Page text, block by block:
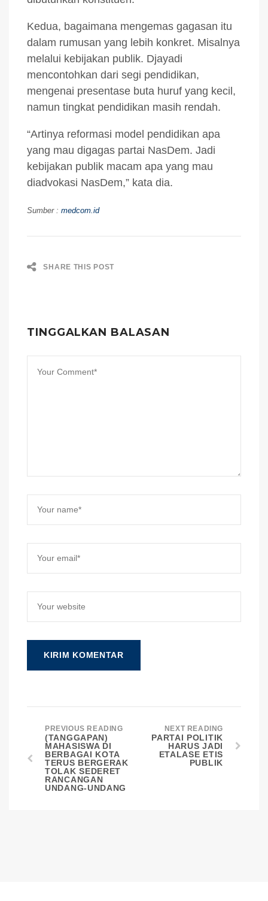
Kedua, bagaimana mengemas gagasan itu
dalam rumusan yang lebih konkret. Misalnya
melalui kebijakan publik. Djayadi
mencontohkan dari segi pendidikan,
mengenai presentase buta huruf yang kecil,
namun tingkat pendidikan masih rendah.
“Artinya reformasi model pendidikan apa
yang mau digagas partai NasDem. Jadi
kebijakan publik macam apa yang mau
diadvokasi NasDem,” kata dia.
Sumber : medcom.id
SHARE THIS POST
TINGGALKAN BALASAN
PREVIOUS READING
(TANGGAPAN)
MAHASISWA DI
BERBAGAI KOTA
TERUS BERGERAK
TOLAK SEDERET
RANCANGAN
UNDANG-UNDANG
NEXT READING
PARTAI POLITIK
HARUS JADI
ETALASE ETIS
PUBLIK